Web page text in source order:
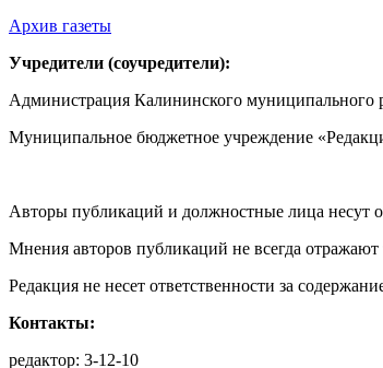
Архив газеты
Учредители (соучредители):
Администрация Калининского муниципального
Муниципальное бюджетное учреждение
Авторы публикаций и должностные лица несут
Мнения авторов публикаций не всегда отражают
Редакция не несет ответственности за
Контакты:
редактор: 3-12-10